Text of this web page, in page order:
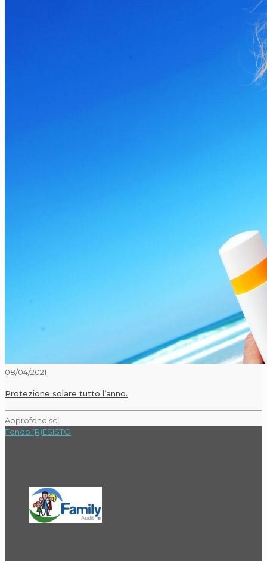
08/04/2021
Protezione solare tutto l’anno.
Approfondisci
Fondo (R)ESISTO